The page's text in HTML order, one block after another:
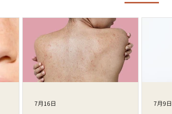
7月16日 7月9日